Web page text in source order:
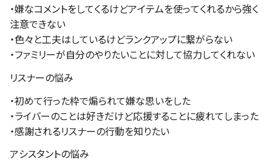
・嫌なコメントをしてくるけどアイテムを使ってくれるから強く
注意できない
・色々と工夫はしているけどランクアップに繋がらない
・ファミリーが自分のやりたいことに対して協力してくれない
リスナーの悩み
・初めて行った枠で煽られて嫌な思いをした
・ライバーのことは好きだけど応援することに疲れてしまった
・感謝されるリスナーの行動を知りたい
アシスタントの悩み